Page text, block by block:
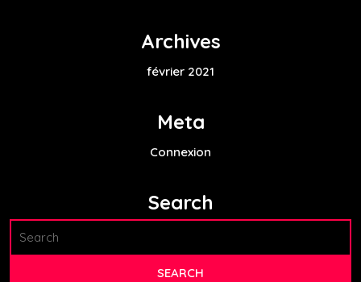
Archives
février 2021
Meta
Connexion
Search